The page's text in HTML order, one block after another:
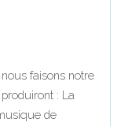
faisons notre
: La
de